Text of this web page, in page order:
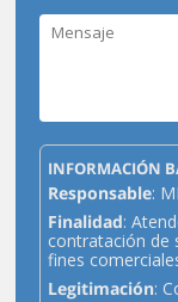
INFORMACIÓN
Responsable:
Finalidad:
contratación de
fines
Legitimación: